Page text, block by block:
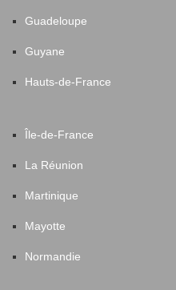
Guadeloupe
Guyane
Hauts-de-France
Île-de-France
La Réunion
Martinique
Mayotte
Normandie